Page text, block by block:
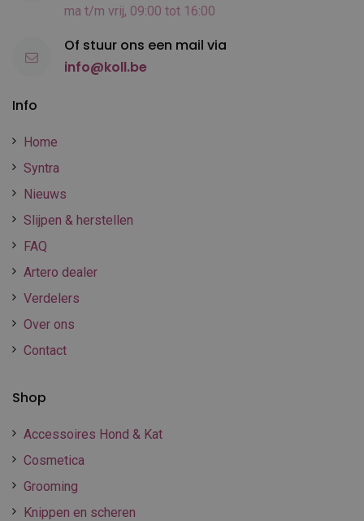
Info
Home
Syntra
Nieuws
Slijpen & herstellen
FAQ
Artero dealer
Verdelers
Over ons
Contact
Shop
Accessoires Hond & Kat
Cosmetica
Grooming
Knippen en scheren
ma t/m vrij, 09:00 tot 16:00
Of stuur ons een mail via
info@koll.be